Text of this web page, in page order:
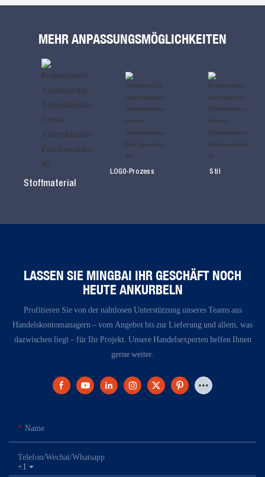
MEHR ANPASSUNGSMÖGLICHKEITEN
Stoffmaterial
LOG0-Prozess Stil
LASSEN SIE MINGBAI IHR GESCHÄFT NOCH
HEUTE ANKURBELN
Profitieren Sie von der nahtlosen Unterstützung unseres Teams aus
Handelskontomanagern – vom Angebot bis zur Lieferung und allem, was
dazwischen liegt – für Ihr Projekt. Unsere Handelsexperten helfen Ihnen
gerne weiter.
Name
+1
Telefon/Wechat/Whatsapp